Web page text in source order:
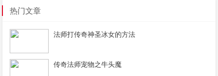
热门文章
法师打传奇神圣冰女的方法
传奇法师宠物之牛头魔